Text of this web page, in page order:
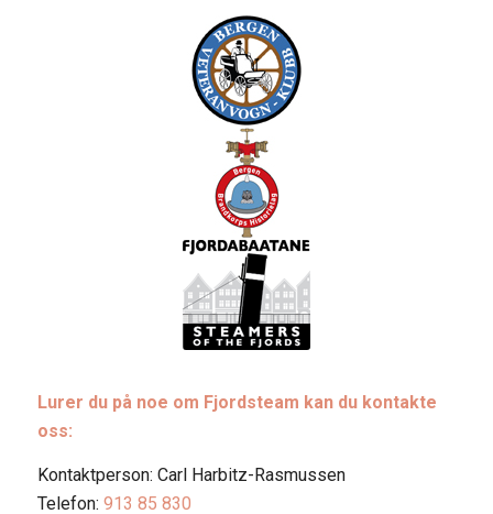
Lurer du på noe om Fjordsteam kan du kontakte
oss:
Kontaktperson: Carl Harbitz-Rasmussen
Telefon: 913 85 830